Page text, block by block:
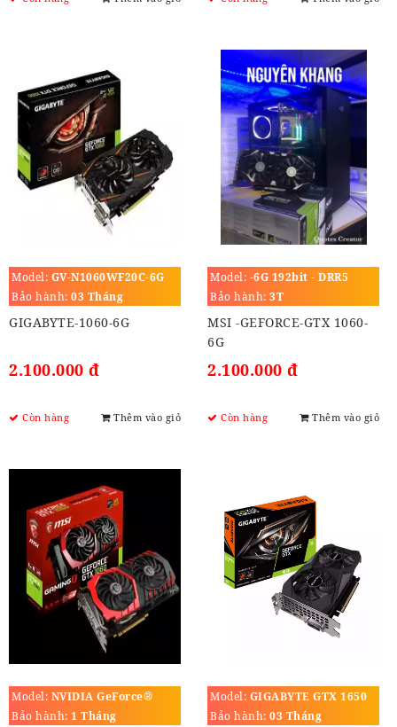
Model: GV-N1060WF20C-6G
Bảo hành: 03 Tháng
GIGABYTE-1060-6G
2.100.000 đ
Còn hàng Thêm vào giỏ
Model: -6G 192bit - DRR5
Bảo hành: 3T
MSI -GEFORCE-GTX 1060-
6G
2.100.000 đ
Còn hàng Thêm vào giỏ
Model: NVIDIA GeForce®
GTX 1060
Bảo hành: 1 Tháng
Model: GIGABYTE GTX 1650
4GB GDDR6, 192-BIT,
Bảo hành: 03 Tháng